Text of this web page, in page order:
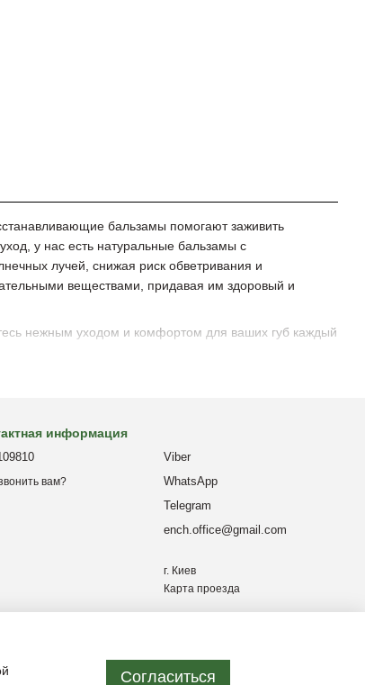
бальзамы помогают заживить
у нас есть натуральные бальзамы с
лучей, снижая риск обветривания и
веществами, придавая им здоровый и
нежным уходом и комфортом для ваших губ каждый
информация
вам?
Viber
WhatsApp
Telegram
ench.office@gmail.com
г. Киев
Карта проезда
Согласиться